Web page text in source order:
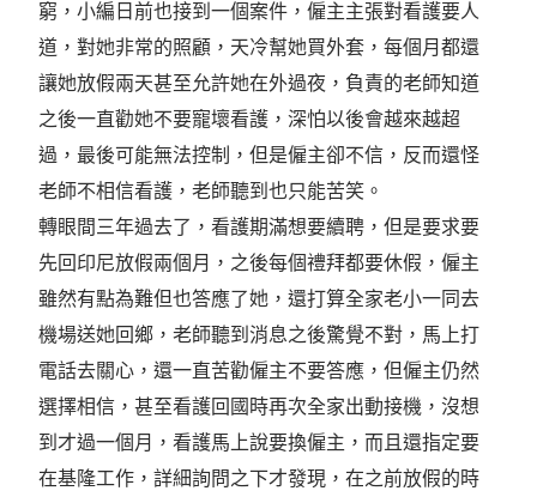
窮，小編日前也接到一個案件，僱主主張對看護要人
道，對她非常的照顧，天冷幫她買外套，每個月都還
讓她放假兩天甚至允許她在外過夜，負責的老師知道
之後一直勸她不要寵壞看護，深怕以後會越來越超
過，最後可能無法控制，但是僱主卻不信，反而還怪
老師不相信看護，老師聽到也只能苦笑。
轉眼間三年過去了，看護期滿想要續聘，但是要求要
先回印尼放假兩個月，之後每個禮拜都要休假，僱主
雖然有點為難但也答應了她，還打算全家老小一同去
機場送她回鄉，老師聽到消息之後驚覺不對，馬上打
電話去關心，還一直苦勸僱主不要答應，但僱主仍然
選擇相信，甚至看護回國時再次全家出動接機，沒想
到才過一個月，看護馬上說要換僱主，而且還指定要
在基隆工作，詳細詢問之下才發現，在之前放假的時